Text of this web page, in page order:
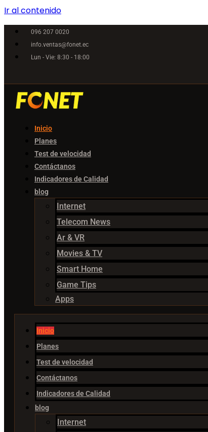
Ir al contenido
096 207 0020
info.ventas@fonet.ec
Lun - Vie: 8:30 - 18:00
Inicio
Planes
Test de velocidad
Contáctanos
Indicadores de Calidad
blog
Internet
Telecom News
Ar & VR
Movies & TV
Smart Home
Game Tips
Apps
Inicio
Planes
Test de velocidad
Contáctanos
Indicadores de Calidad
blog
Internet